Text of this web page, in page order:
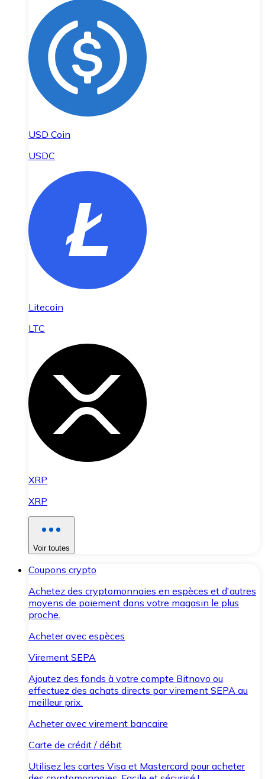
USD Coin
USDC
Litecoin
LTC
XRP
XRP
Voir toutes
Coupons crypto
Achetez des cryptomonnaies en espèces et d'autres
moyens de paiement dans votre magasin le plus
proche.
Acheter avec espèces
Virement SEPA
Ajoutez des fonds à votre compte Bitnovo ou
effectuez des achats directs par virement SEPA au
meilleur prix.
Acheter avec virement bancaire
Carte de crédit / débit
Utilisez les cartes Visa et Mastercard pour acheter